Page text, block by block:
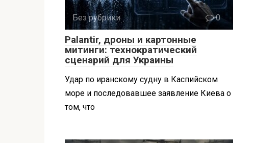
Без рубрики 0
Palantir, дроны и картонные
митинги: технократический
сценарий для Украины
Удар по иранскому судну в Каспийском
море и последовавшее заявление Киева о
том, что